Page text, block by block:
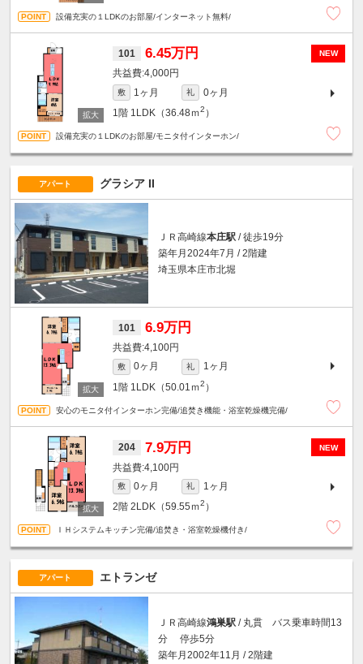
設備充実の１LDKのお部屋/インターネット無料/
NEW
101 6.45万円
4,000円
敷 1ヶ月 礼
0ヶ月
1階 1LDK（36.48ｍ2 ）
設備充実の１LDKのお部屋/モニタ付インターホン/
アパート グラシア II
ＪＲ高崎線本庄駅 / 徒歩19分
築年月2024年7月 / 2階建
埼玉県本庄市北堀
101 6.9万円
4,100円
敷 0ヶ月 礼
1ヶ月
1階 1LDK（50.01ｍ2 ）
安心のモニタ付インターホン完備/追焚き機能・浴室乾燥機完備/
NEW
204 7.9万円
4,100円
敷 0ヶ月 礼
1ヶ月
2階 2LDK（59.55ｍ2 ）
ＩＨシステムキッチン完備/追焚き・浴室乾燥機付き/
アパート エトランゼ
ＪＲ高崎線鴻巣駅 / 丸貫 バス乗車時間13
分 停歩5分
築年月2002年11月 / 2階建